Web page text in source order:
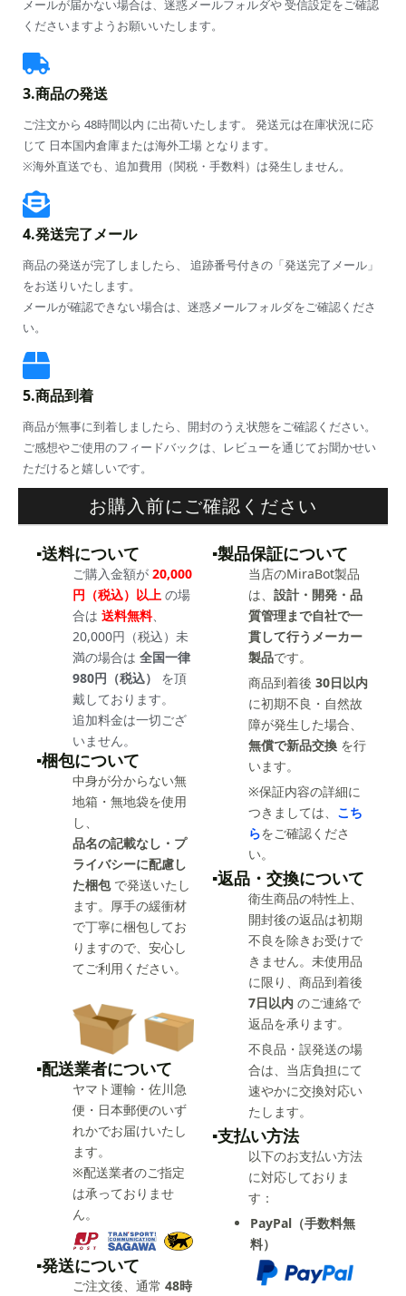
メールが届かない場合は、迷惑メールフォルダや 受信設定をご確認
くださいますようお願いいたします。
3.商品の発送
ご注文から 48時間以内 に出荷いたします。 発送元は在庫状況に応
じて 日本国内倉庫または海外工場 となります。
※海外直送でも、追加費用（関税・手数料）は発生しません。
4.発送完了メール
商品の発送が完了しましたら、 追跡番号付きの「発送完了メール」
をお送りいたします。
メールが確認できない場合は、迷惑メールフォルダをご確認くださ
い。
5.商品到着
商品が無事に到着しましたら、開封のうえ状態をご確認ください。
ご感想やご使用のフィードバックは、レビューを通じてお聞かせい
ただけると嬉しいです。
お購入前にご確認ください
▪️送料について
ご購入金額が 20,000
円（税込）以上 の場
合は 送料無料、
20,000円（税込）未
満の場合は 全国一律
980円（税込）
を頂
戴しております。
追加料金は一切ござ
いません。
▪️梱包について
中身が分からない無
地箱・無地袋を使用
し、
品名の記載なし・プ
ライバシーに配慮し
た梱包で発送いたし
ます。厚手の緩衝材
で丁寧に梱包してお
りますので、安心し
てご利用ください。
▪️配送業者について
ヤマト運輸・佐川急
便・日本郵便のいず
れかでお届けいたし
ます。
※配送業者のご指定
は承っておりませ
ん。
▪️発送について
ご注文後、通常 48時
▪️製品保証について
当店のMiraBot製品
は、 設計・開発・品
質管理まで自社で一
貫して行うメーカー
製品です。
商品到着後 30日以内
に初期不良・自然故
障が発生した場合、
無償で新品交換 を行
います。
※保証内容の詳細に
つきましては、 こち
らをご確認くださ
い。
▪️返品・交換について
衛生商品の特性上、
開封後の返品は初期
不良を除きお受けで
きません。未使用品
に限り、商品到着後
7日以内 のご連絡で
返品を承ります。
不良品・誤発送の場
合は、当店負担にて
速やかに交換対応い
たします。
▪️支払い方法
以下のお支払い方法
に対応しておりま
す：
PayPal（手数料無
料）